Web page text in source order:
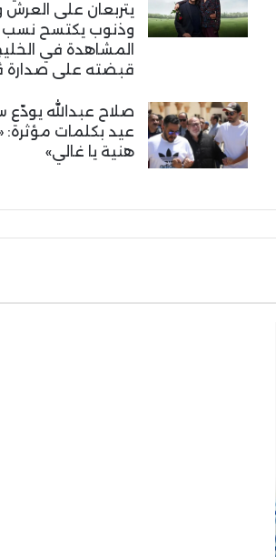
يتربعان على العرش
وذنوب يكتسح نسب
المشاهدة في
قبضته على صدارة
صلاح عبدالله يودّع
عيد بكلمات مؤثرة:
هنية يا غالي»